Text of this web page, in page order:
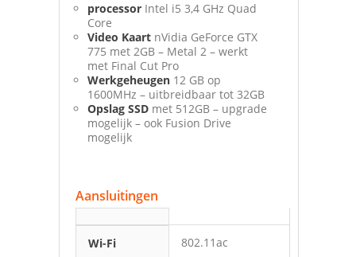
processor Intel i5 3,4 GHz Quad
Core
Video Kaart nVidia GeForce GTX
775 met 2GB – Metal 2 – werkt
met Final Cut Pro
Werkgeheugen 12 GB op
1600MHz – uitbreidbaar tot 32GB
Opslag SSD met 512GB – upgrade
mogelijk – ook Fusion Drive
mogelijk
Aansluitingen
Wi-Fi 802.11ac